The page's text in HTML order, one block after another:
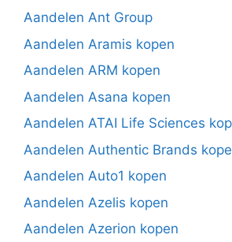
Aandelen Ant Group
Aandelen Aramis kopen
Aandelen ARM kopen
Aandelen Asana kopen
Aandelen ATAI Life Sciences
Aandelen Authentic Brands
Aandelen Auto1 kopen
Aandelen Azelis kopen
Aandelen Azerion kopen